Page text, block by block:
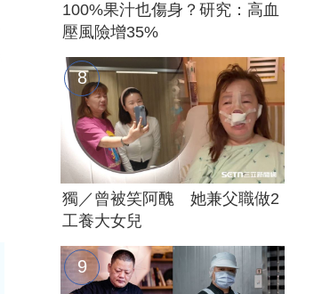
100%果汁也傷身？研究：高血
壓風險增35%
獨／曾被笑阿醜 她兼父職做2
工養大女兒